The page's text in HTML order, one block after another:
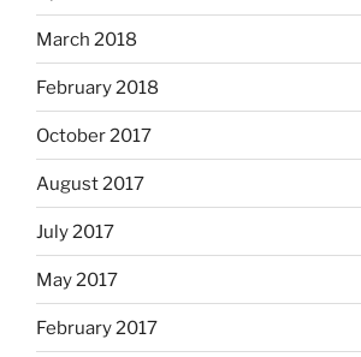
March 2018
February 2018
October 2017
August 2017
July 2017
May 2017
February 2017